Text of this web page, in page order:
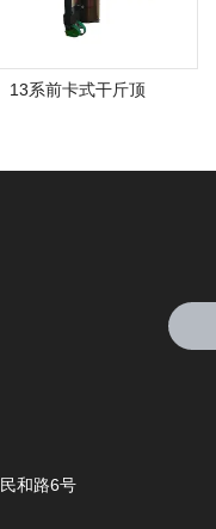
13系前卡式干斤顶
和路6号